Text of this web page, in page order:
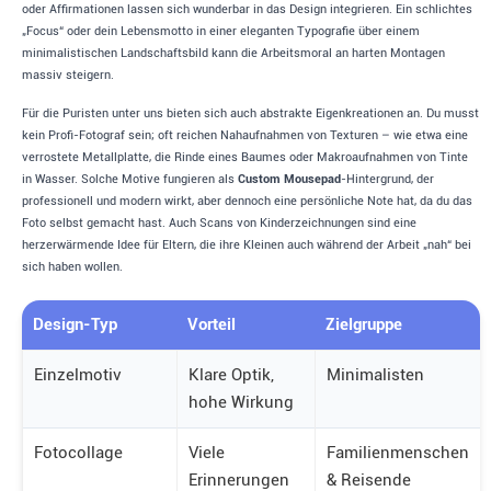
oder Affirmationen lassen sich wunderbar in das Design integrieren. Ein schlichtes
„Focus“ oder dein Lebensmotto in einer eleganten Typografie über einem
minimalistischen Landschaftsbild kann die Arbeitsmoral an harten Montagen
massiv steigern.
Für die Puristen unter uns bieten sich auch abstrakte Eigenkreationen an. Du musst
kein Profi-Fotograf sein; oft reichen Nahaufnahmen von Texturen – wie etwa eine
verrostete Metallplatte, die Rinde eines Baumes oder Makroaufnahmen von Tinte
in Wasser. Solche Motive fungieren als Custom Mousepad-Hintergrund, der
professionell und modern wirkt, aber dennoch eine persönliche Note hat, da du das
Foto selbst gemacht hast. Auch Scans von Kinderzeichnungen sind eine
herzerwärmende Idee für Eltern, die ihre Kleinen auch während der Arbeit „nah“ bei
sich haben wollen.
Design-Typ Vorteil Zielgruppe
Einzelmotiv
Klare Optik,
hohe Wirkung
Minimalisten
Fotocollage
Viele
Erinnerungen
Familienmenschen
& Reisende